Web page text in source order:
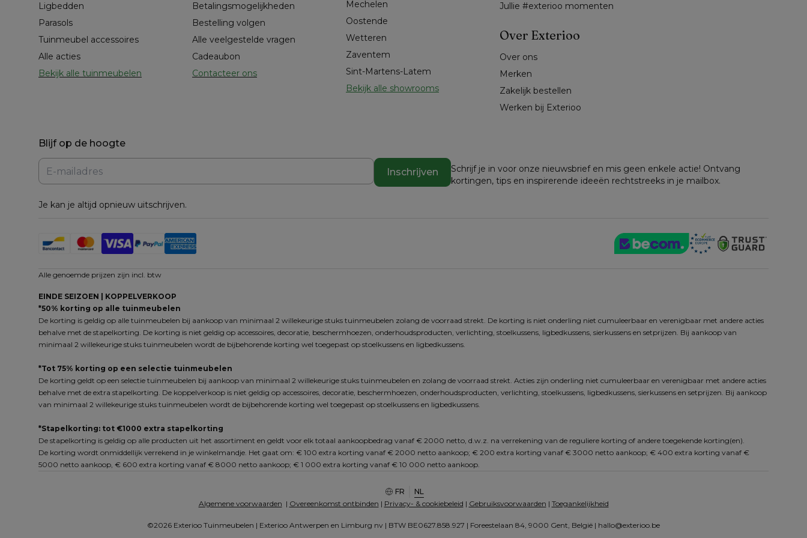
Ligbedden
Parasols
Tuinmeubel accessoires
Alle acties
Bekijk alle tuinmeubelen
Betalingsmogelijkheden
Bestelling volgen
Alle veelgestelde vragen
Cadeaubon
Contacteer ons
Mechelen
Oostende
Wetteren
Zaventem
Sint-Martens-Latem
Bekijk alle showrooms
Jullie #exterioo momenten
Over Exterioo
Over ons
Merken
Zakelijk bestellen
Werken bij Exterioo
Blijf op de hoogte
Inschrijven
Je kan je altijd opnieuw uitschrijven.
Schrijf je in voor onze nieuwsbrief en mis geen enkele actie! Ontvang
kortingen, tips en inspirerende ideeën rechtstreeks in je mailbox.
Alle genoemde prijzen zijn incl. btw
EINDE SEIZOEN | KOPPELVERKOOP
*50% korting op alle tuinmeubelen
De korting is geldig op alle tuinmeubelen bij aankoop van minimaal 2 willekeurige stuks tuinmeubelen zolang de voorraad strekt. De korting is niet onderling niet cumuleerbaar en verenigbaar met andere acties
behalve met de stapelkorting. De korting is niet geldig op accessoires, decoratie, beschermhoezen, onderhoudsproducten, verlichting, stoelkussens, ligbedkussens, sierkussens en setprijzen. Bij aankoop van
minimaal 2 willekeurige stuks tuinmeubelen wordt de bijbehorende korting wel toegepast op stoelkussens en ligbedkussens.
*Tot 75% korting op een selectie tuinmeubelen
De korting geldt op een selectie tuinmeubelen bij aankoop van minimaal 2 willekeurige stuks tuinmeubelen en zolang de voorraad strekt. Acties zijn onderling niet cumuleerbaar en verenigbaar met andere acties
behalve met de extra stapelkorting. De koppelverkoop is niet geldig op accessoires, decoratie, beschermhoezen, onderhoudsproducten, verlichting, stoelkussens, ligbedkussens, sierkussens en setprijzen. Bij aankoop
van minimaal 2 willekeurige stuks tuinmeubelen wordt de bijbehorende korting wel toegepast op stoelkussens en ligbedkussens.
*Stapelkorting: tot €1000 extra stapelkorting
De stapelkorting is geldig op alle producten uit het assortiment en geldt voor elk totaal aankoopbedrag vanaf € 2000 netto, d.w.z. na verrekening van de reguliere korting of andere toegekende korting(en).
De korting wordt onmiddellijk verrekend in je winkelmandje. Het gaat om: € 100 extra korting vanaf € 2000 netto aankoop; € 200 extra korting vanaf € 3000 netto aankoop; € 400 extra korting vanaf €
5000 netto aankoop, € 600 extra korting vanaf € 8000 netto aankoop; € 1 000 extra korting vanaf € 10 000 netto aankoop.
FR
NL
Algemene voorwaarden
  |
Overeenkomst ontbinden | Privacy- & cookiebeleid | Gebruiksvoorwaarden | Toegankelijkheid
©2026 Exterioo Tuinmeubelen | Exterioo Antwerpen en Limburg nv | BTW BE0627.858.927 | Foreestelaan 84, 9000 Gent, België | hallo@exterioo.be